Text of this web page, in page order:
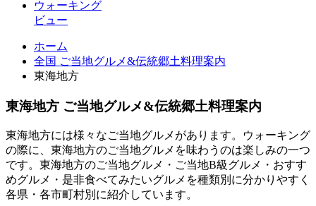
ウォーキング
ビュー
ホーム
全国 ご当地グルメ&伝統郷土料理案内
東海地方
東海地方 ご当地グルメ&伝統郷土料理案内
東海地方には様々なご当地グルメがあります。ウォーキング
の際に、東海地方のご当地グルメを味わうのは楽しみの一つ
です。東海地方のご当地グルメ・ご当地B級グルメ・おすす
めグルメ・是非食べてみたいグルメを種類別に分かりやすく
各県・各市町村別に紹介しています。